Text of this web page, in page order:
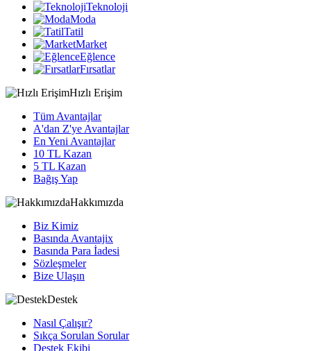
Teknoloji
Moda
Tatil
Market
Eğlence
Fırsatlar
Hızlı Erişim
Tüm Avantajlar
A'dan Z'ye Avantajlar
En Yeni Avantajlar
10 TL Kazan
5 TL Kazan
Bağış Yap
Hakkımızda
Biz Kimiz
Basında Avantajix
Basında Para İadesi
Sözleşmeler
Bize Ulaşın
Destek
Nasıl Çalışır?
Sıkça Sorulan Sorular
Destek Ekibi